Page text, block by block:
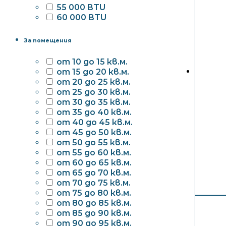
55 000 BTU
60 000 BTU
За помещения
от 10 до 15 кв.м.
от 15 до 20 кв.м.
от 20 до 25 кв.м.
от 25 до 30 кв.м.
от 30 до 35 кв.м.
от 35 до 40 кв.м.
от 40 до 45 кв.м.
от 45 до 50 кв.м.
от 50 до 55 кв.м.
от 55 до 60 кв.м.
от 60 до 65 кв.м.
от 65 до 70 кв.м.
от 70 до 75 кв.м.
от 75 до 80 кв.м.
от 80 до 85 кв.м.
от 85 до 90 кв.м.
от 90 до 95 кв.м.